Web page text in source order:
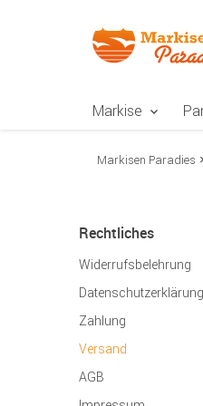
Markise
Markisen Paradies
Rechtliches
Widerrufsbelehrung
Datenschutzerklärung
Zahlung
Versand
AGB